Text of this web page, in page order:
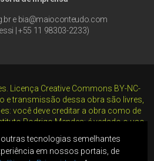
tecnologias semelhantes
em nossos portais, de
e bia@maioconteudo.com
| +55 11 98303-2233)
Licença Creative Commons BY-NC-
e transmissão dessa obra são livres,
você deve creditar a obra como de
Rodrigo Mendes; é vedado o uso
obra, a não ser com autorização
do licenciante.